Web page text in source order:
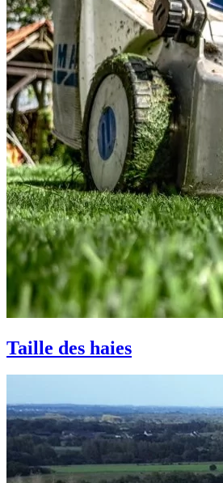
Taille des haies